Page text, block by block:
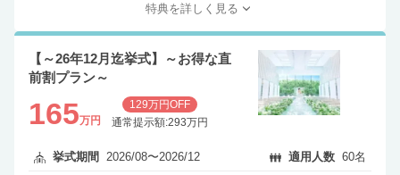
特典を詳しく見る
【～26年12月迄挙式】～お得な直
前割プラン～
165万円
129万円OFF
通常提示額:293万円
挙式期間 2026/08〜2026/12 適用人数 60名